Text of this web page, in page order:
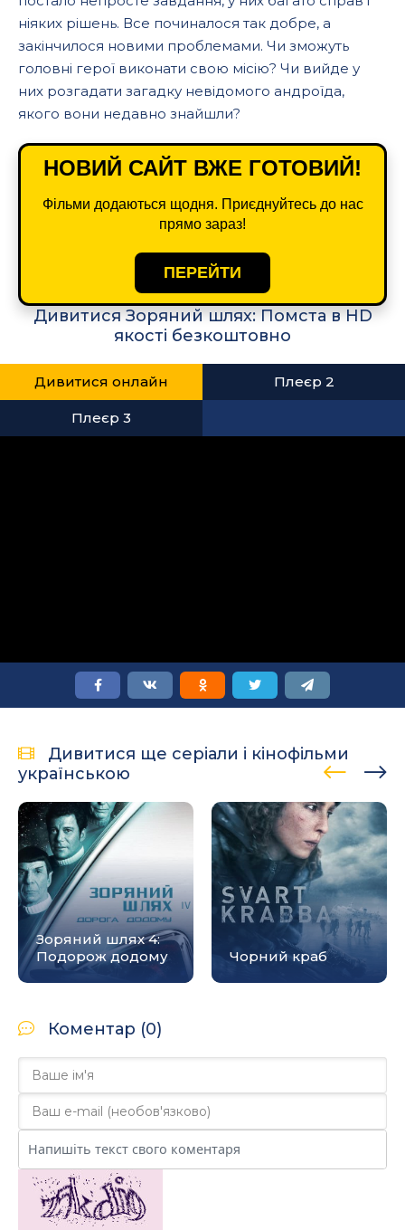
ніяких рішень. Все починалося так добре, а
закінчилося новими проблемами. Чи зможуть
головні герої виконати свою місію? Чи вийде у
них розгадати загадку невідомого андроїда,
якого вони недавно знайшли?
НОВИЙ САЙТ ВЖЕ ГОТОВИЙ!
Фільми додаються щодня. Приєднуйтесь до нас
прямо зараз!
ПЕРЕЙТИ
Дивитися Зоряний шлях: Помста в HD
якості безкоштовно
Дивитися онлайн Плеєр 2
Плеєр 3
Дивитися ще серіали і кінофільми
українською
Зоряний шлях 4:
Подорож додому
Чорний краб
Коментар (0)